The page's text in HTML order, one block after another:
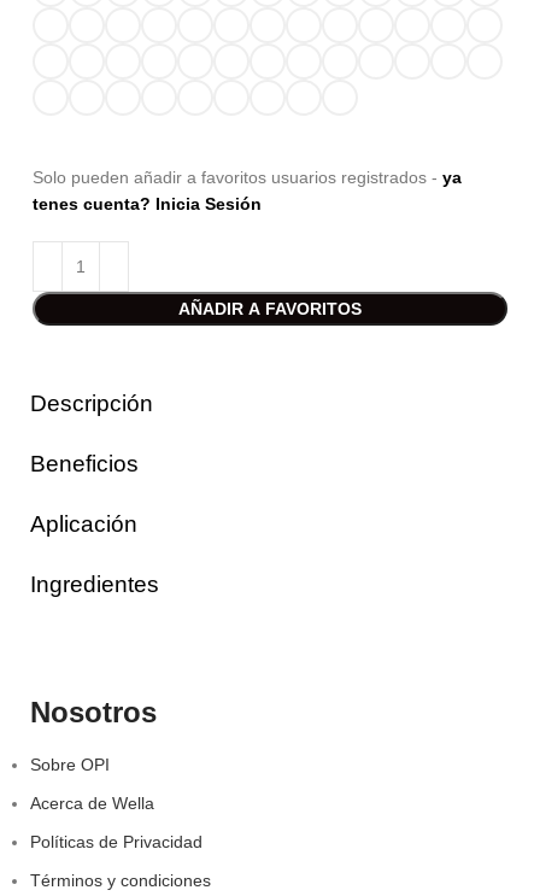
Solo pueden añadir a favoritos usuarios registrados - ya
tenes cuenta? Inicia Sesión
AÑADIR A FAVORITOS
Descripción
Beneficios
Aplicación
Ingredientes
Nosotros
Sobre OPI
Acerca de Wella
Políticas de Privacidad
Términos y condiciones